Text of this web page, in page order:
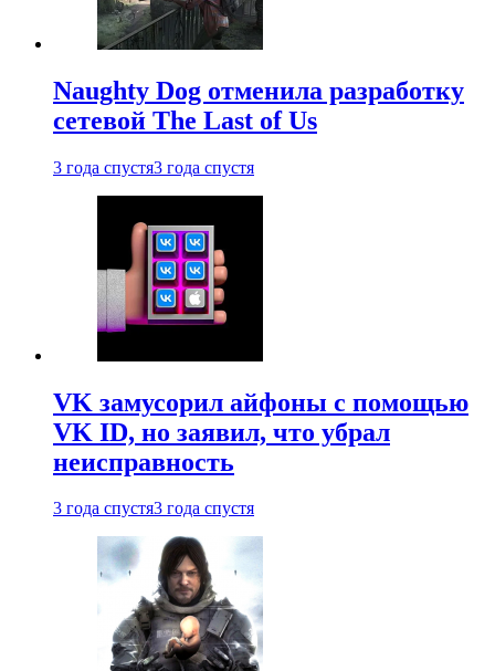
Naughty Dog отменила разработку
сетевой The Last of Us
3 года спустя3 года спустя
VK замусорил айфоны с помощью
VK ID, но заявил, что убрал
неисправность
3 года спустя3 года спустя